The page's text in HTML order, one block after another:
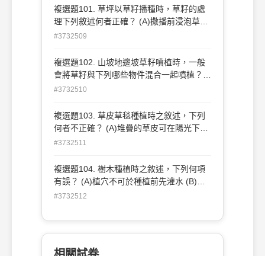
角形為宜 (C)支撐架與樹木結合部位的捆綁
應以軟墊包覆樹幹保護樹皮 (D)支架應有兩
複選題101. 草坪以草籽播種時，草籽的處
理下列敘述何者正確？ (A)撒播前浸泡草籽
可促進草籽發芽 (B)適宜的低溫處理可促進
芽 (D)乾燥處理可促進種籽發芽 。
#3732509
複選題102. 山坡地邊坡草籽噴植時，一般
會將草籽與下列哪些物件混合一起噴植？
(A)有機質肥料 (B)黏著劑 (C)碎石 (D)水 。
#3732510
複選題103. 草皮草毯種植時之敘述，下列
何者不正確？ (A)堆疊的草皮可在陽光下存
放約 1 週 (B)草皮鋪植後，應先用滾輪滾壓
草皮鋪植後應覆蓋稻草蓆以利長根 。
#3732511
複選題104. 樹木種植時之敘述，下列何項
有誤？ (A)植穴不可於種植前先灌水 (B)挖
植穴時，深度不可超過土球高度 (C)挖植穴
可填於植穴底部並與土方混合均勻 。
#3732512